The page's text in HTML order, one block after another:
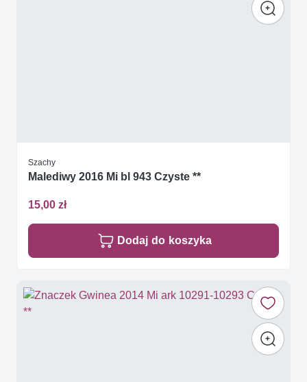
Szachy
Malediwy 2016 Mi bl 943 Czyste **
15,00 zł
Dodaj do koszyka